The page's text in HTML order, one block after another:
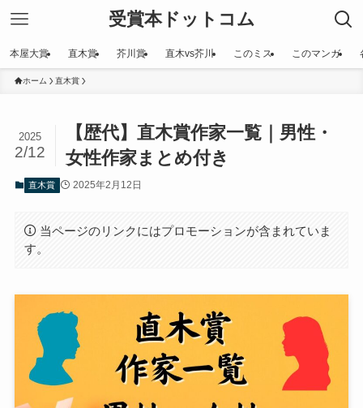
受賞本ドットコム
本屋大賞 直木賞 芥川賞 直木vs芥川 このミス このマンガ
ホーム 直木賞
【歴代】直木賞作家一覧｜男性・
女性作家まとめ付き
2025
2/12
直木賞 2025年2月12日
当ページのリンクにはプロモーションが含まれていま
す。